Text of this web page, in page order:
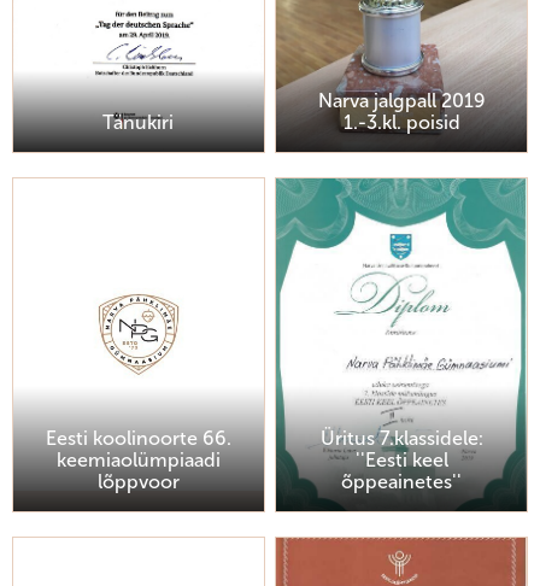
Tänukiri
Narva jalgpall 2019
1.-3.kl. poisid
Eesti koolinoorte 66.
keemiaolümpiaadi
lõppvoor
Üritus 7.klassidele:
''Eesti keel
õppeainetes''